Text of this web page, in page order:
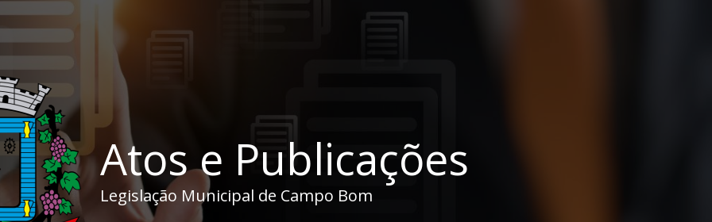
Atos e Publicações
Legislação Municipal de Campo Bom